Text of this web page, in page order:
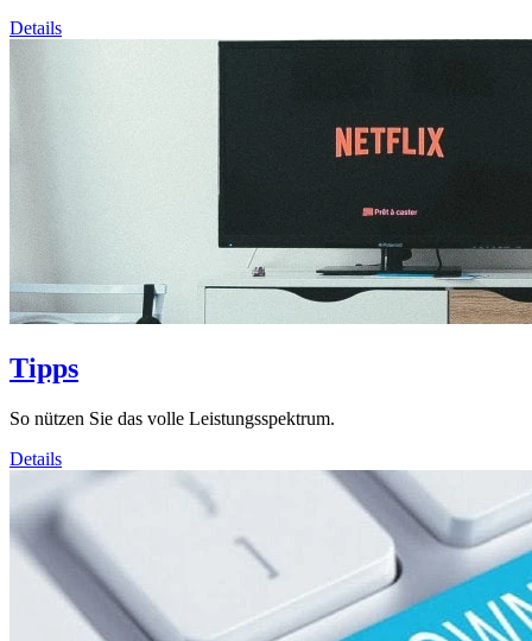
Details
Tipps
So nützen Sie das volle Leistungsspektrum.
Details